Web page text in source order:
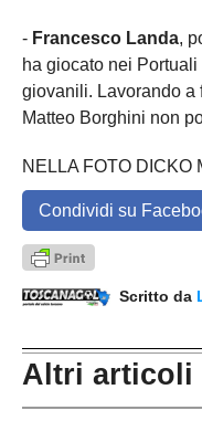
- Francesco Landa,
ha giocato nei
giovanili. Lavorando a
Matteo Borghini non
NELLA FOTO DICKO
Condividi su
Scritto da
Altri articoli